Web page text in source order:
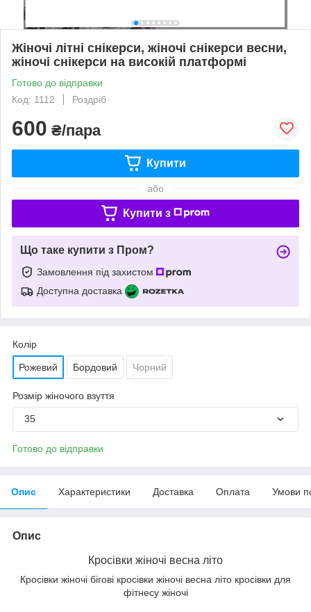
Жіночі літні снікерси, жіночі снікерси весни,
жіночі снікерси на високій платформі
Готово до відправки
Код: 1112
Роздріб
600 ₴/пара
Купити
або
Купити з
Що таке купити з Пром?
Замовлення під захистом
Доступна доставка
Колір
Рожевий Бордовий Чорний
Розмір жіночого взуття
35
Готово до відправки
Опис Характеристики Доставка Оплата Умови
Опис
Кросівки жіночі весна літо
Кросівки жіночі бігові кросівки жіночі весна літо кросівки для
фітнесу жіночі